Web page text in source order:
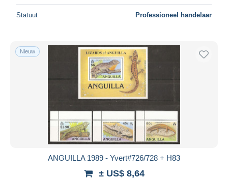
Statuut Professioneel handelaar
Nieuw
ANGUILLA 1989 - Yvert#726/728 + H83
± US$ 8,64